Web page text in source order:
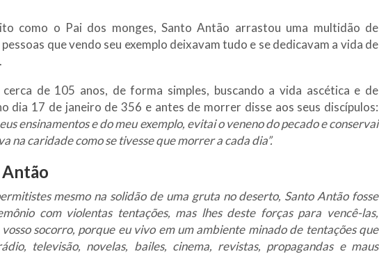
como o Pai dos monges, Santo Antão arrastou uma multidão de
que vendo seu exemplo deixavam tudo e se dedicavam a vida de
de 105 anos, de forma simples, buscando a vida ascética e de
dia 17 de janeiro de 356 e antes de morrer disse aos seus discípulos:
ensinamentos e do meu exemplo, evitai o veneno do pecado e conservai
na caridade como se tivesse que morrer a cada dia”.
Antão
mesmo na solidão de uma gruta no deserto, Santo Antão fosse
com violentas tentações, mas lhes deste forças para vencê-las,
socorro, porque eu vivo em um ambiente minado de tentações que
televisão, novelas, bailes, cinema, revistas, propagandas e maus